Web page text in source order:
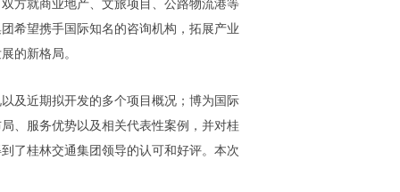
方就商业地产、文旅项目、公路物流港等
希望携手国际知名的咨询机构，拓展产业
的新格局。
及近期拟开发的多个项目概况；博为国际
、服务优势以及相关代表性案例，并对桂
了桂林交通集团领导的认可和好评。本次